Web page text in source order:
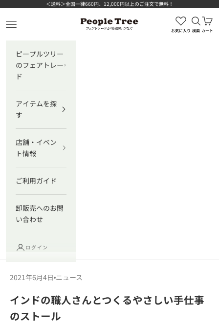
コンテンツへスキップ＜送料＞全国一律660円、12,000円以上のご注文で無料！
ピープルツリー公式オンラインショップ
メニューを開く
お気に入り
検索を
検索
カ
カート
ピープルツリー
のフェアトレー
ド
アイテムを探
す
店舗・イベン
ト情報
ご利用ガイド
卸販売へのお問
い合わせ
ログイン
2021年6月4日 ニュース
インドの職人さんとつくるやさしい手仕事
のストール